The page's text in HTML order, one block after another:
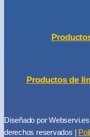
Productos de
Diseñado por
derechos reservados |